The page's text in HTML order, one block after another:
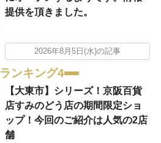
提供を頂きました。
2026年8月5日(水)の記事
ランキング4
【大東市】シリーズ！京阪百貨
店すみのどう店の期間限定ショ
ップ！今回のご紹介は人気の2店
舗